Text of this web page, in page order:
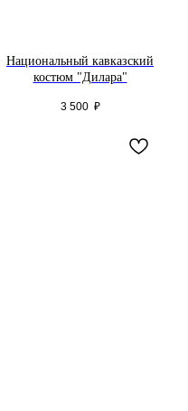
Национальный кавказский
костюм "Дилара"
3 500 ₽